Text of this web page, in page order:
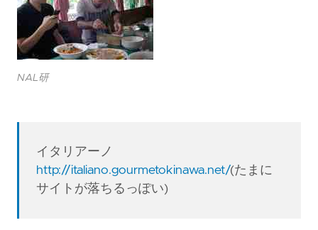
NAL研
イタリアーノ
http://italiano.gourmetokinawa.net/(たまに
サイトが落ちるっぽい)